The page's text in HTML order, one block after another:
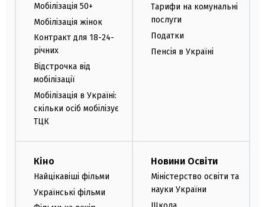
Мобілізація 50+
Мобілізація жінок
Контракт для 18-24-
річних
Відстрочка від
мобілізації
Мобілізація в Україні:
скільки осіб мобілізує
ТЦК
Тарифи на комунальні
послуги
Податки
Пенсія в Україні
Кіно
Найцікавіші фільми
Українські фільми
Новини Освіти
Міністерство освіти та
науки України